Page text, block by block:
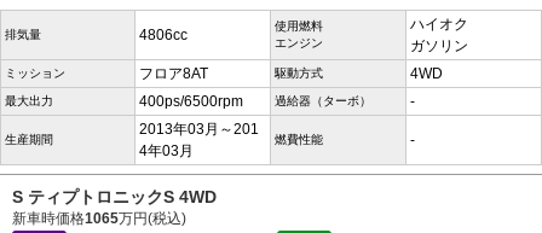
排気量 4806cc
使用燃料
エンジン
ハイオク
ガソリン
ミッション フロア8AT 駆動方式 4WD
最大出力 400ps/6500rpm 過給器（ターボ） -
生産期間
2013年03月～201
4年03月
燃費性能 -
S ティプトロニックS 4WD
新車時価格1065万円(税込)